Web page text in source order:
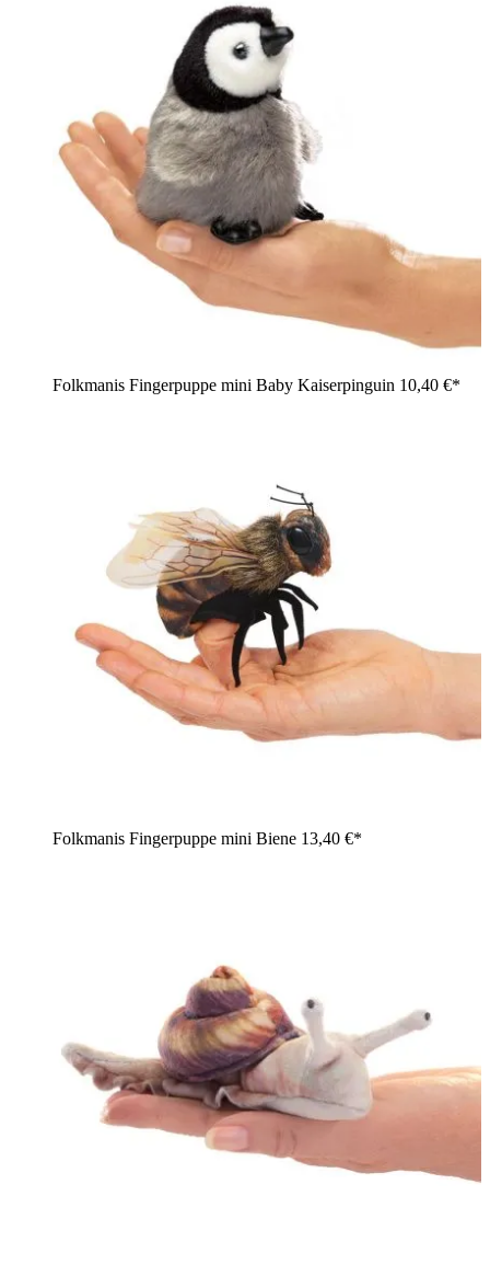
Folkmanis Fingerpuppe mini Baby Kaiserpinguin 10,40 €*
Folkmanis Fingerpuppe mini Biene 13,40 €*